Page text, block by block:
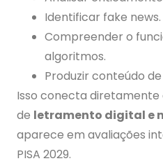
Identificar fake news.
Compreender o
algoritmos.
Produzir conteúdo
Isso conecta
de letramento digital e
aparece em avaliações
PISA 2029.